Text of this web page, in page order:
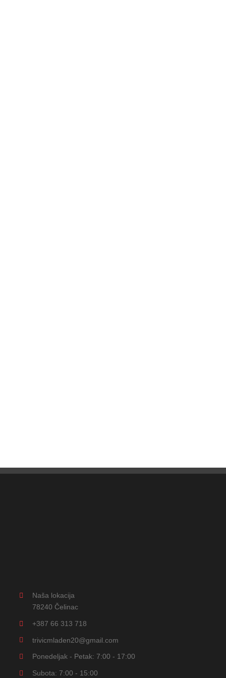
Naša lokacija
78240 Čelinac
+387 66 313 718
trivicmladen20@gmail.com
Ponedeljak - Petak: 7:00 - 17:00
Subota: 7:00 - 15:00